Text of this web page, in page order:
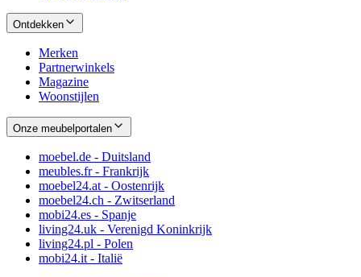
Ontdekken
Merken
Partnerwinkels
Magazine
Woonstijlen
Onze meubelportalen
moebel.de - Duitsland
meubles.fr - Frankrijk
moebel24.at - Oostenrijk
moebel24.ch - Zwitserland
mobi24.es - Spanje
living24.uk - Verenigd Koninkrijk
living24.pl - Polen
mobi24.it - Italië